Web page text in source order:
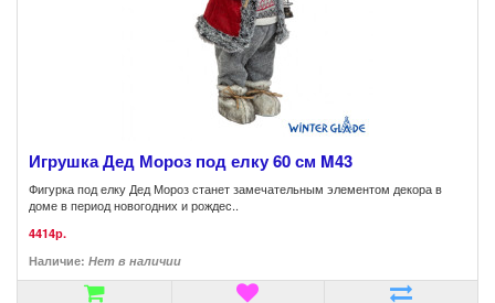
Игрушка Дед Мороз под елку 60 см M43
Фигурка под елку Дед Мороз станет замечательным элементом декора в
доме в период новогодних и рождес..
4414р.
Наличие: Нет в наличии